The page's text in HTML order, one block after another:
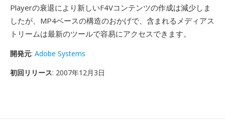
Playerの衰退により新しいF4Vコンテンツの作成は減少しま
したが、MP4ベースの構造のおかげで、含まれるメディアス
トリームは最新のツールで容易にアクセスできます。
開発元: Adobe Systems
初回リリース: 2007年12月3日